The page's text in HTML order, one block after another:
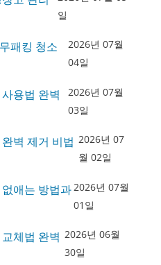
일
패킹 청소
2026년 07월
04일
용법 완벽
2026년 07월
03일
벽 제거 비법 2026년 07
월 02일
애는 방법과 2026년 07월
01일
체법 완벽 2026년 06월
30일